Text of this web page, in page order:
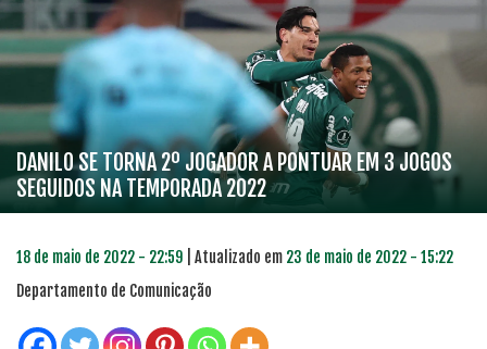
DANILO SE TORNA 2º JOGADOR A PONTUAR EM 3 JOGOS
SEGUIDOS NA TEMPORADA 2022
18 de maio de 2022 - 22:59 | Atualizado em 23 de maio de 2022 - 15:22
Departamento de Comunicação